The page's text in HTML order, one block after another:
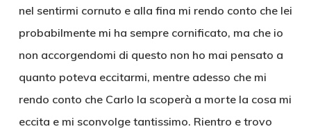
nel sentirmi cornuto e alla fina mi rendo conto che lei
probabilmente mi ha sempre cornificato, ma che io
non accorgendomi di questo non ho mai pensato a
quanto poteva eccitarmi, mentre adesso che mi
rendo conto che Carlo la scoperà a morte la cosa mi
eccita e mi sconvolge tantissimo. Rientro e trovo